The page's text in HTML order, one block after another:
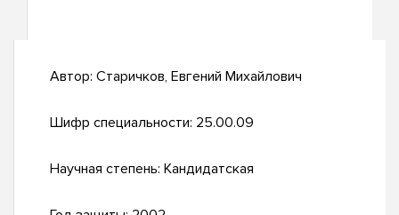
Автор: Старичков, Евгений Михайлович
Шифр специальности: 25.00.09
Научная степень: Кандидатская